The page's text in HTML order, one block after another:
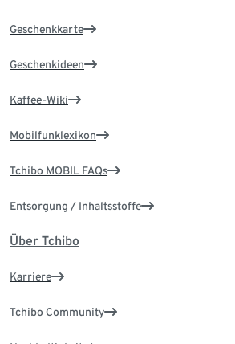
Geschenkkarte
Geschenkideen
Kaffee-Wiki
Mobilfunklexikon
Tchibo MOBIL FAQs
Entsorgung / Inhaltsstoffe
Über Tchibo
Karriere
Tchibo Community